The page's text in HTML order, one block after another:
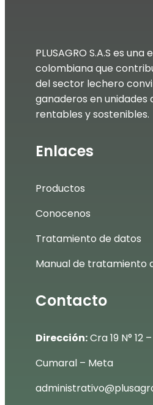
PLUSAGRO S.A.S es
colombiana que
del sector lechero
ganaderos en unidades
rentables y sostenibles.
Enlaces
Productos
Conocenos
Tratamiento de datos
Manual de tratamiento
Contacto
Dirección:Cra 19 N° 12
Cumaral – Meta